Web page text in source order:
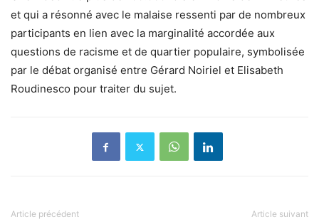
et qui a résonné avec le malaise ressenti par de nombreux
participants en lien avec la marginalité accordée aux
questions de racisme et de quartier populaire, symbolisée
par le débat organisé entre Gérard Noiriel et Elisabeth
Roudinesco pour traiter du sujet.
Article précédent Article suivant